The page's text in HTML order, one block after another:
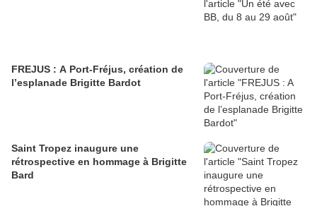
FREJUS : A Port-Fréjus, création de
l’esplanade Brigitte Bardot
Saint Tropez inaugure une
rétrospective en hommage à Brigitte
Bard